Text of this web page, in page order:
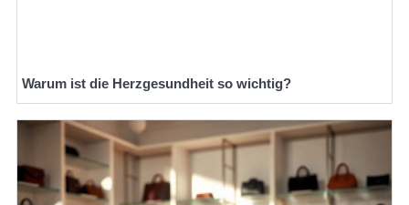
Warum ist die Herzgesundheit so wichtig?